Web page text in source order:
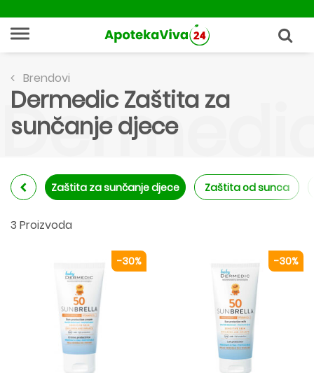
Brendovi
Dermedic Zaštita za
sunčanje djece
Zaštita za sunčanje djece Zaštita od sunca
3 Proizvoda
-30% -30%